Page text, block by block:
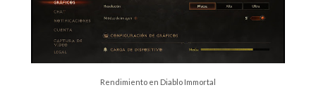
Rendimiento en Diablo Immortal